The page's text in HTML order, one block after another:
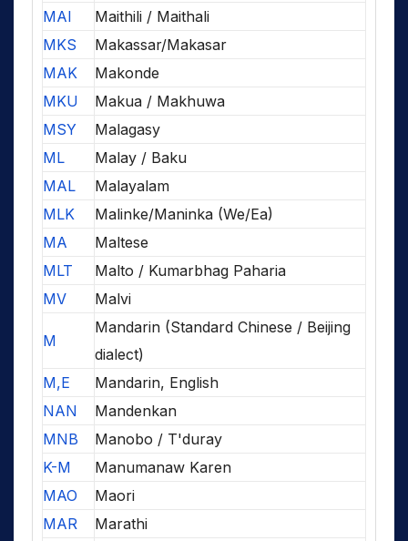
MAI
Maithili / Maithali
MKS
Makassar/Makasar
MAK
Makonde
MKU
Makua / Makhuwa
MSY
Malagasy
ML
Malay / Baku
MAL
Malayalam
MLK
Malinke/Maninka (We/Ea)
MA
Maltese
MLT
Malto / Kumarbhag Paharia
MV
Malvi
M
Mandarin (Standard Chinese / Beijing
dialect)
M,E
Mandarin, English
NAN
Mandenkan
MNB
Manobo / T'duray
K-M
Manumanaw Karen
MAO
Maori
MAR
Marathi